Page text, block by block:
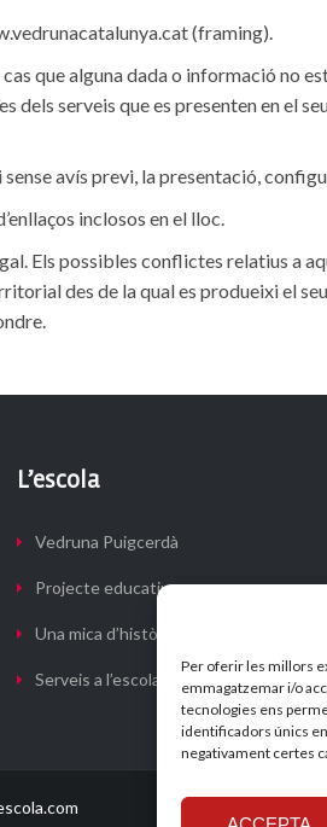
Per oferir les millors
emmagatzemar i/o
tecnologies ens
identificadors únics
negativament certes
(framing).
que alguna dada o informació no
dels serveis que es presenten en el
avís previ, la presentació,
inclosos en el lloc.
Els possibles conflictes relatius a
des de la qual es produeixi el
L’escola
Vedruna Puigcerdà
Projecte educatiu
Una mica d’història
Serveis a l’escola